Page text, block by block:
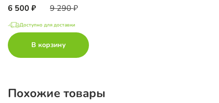
6 500 9 290
Доступно для доставки
В корзину
Похожие товары